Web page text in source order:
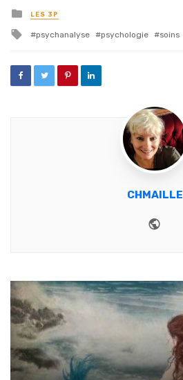
Posted in
LES 3P
Tagged with
psychanalyse psychologie soins
CHMAILLE